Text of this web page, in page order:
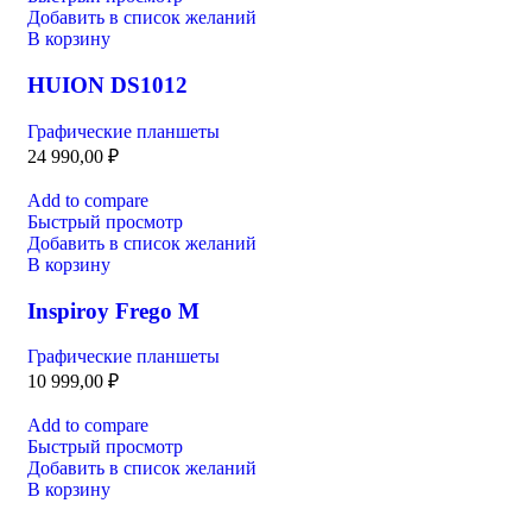
Добавить в список желаний
В корзину
HUION DS1012
Графические планшеты
24 990,00 ₽
Add to compare
Быстрый просмотр
Добавить в список желаний
В корзину
Inspiroy Frego M
Графические планшеты
10 999,00 ₽
Add to compare
Быстрый просмотр
Добавить в список желаний
В корзину